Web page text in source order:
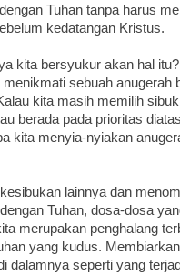
Tuhan tanpa harus
kedatangan Kristus.
kita bersyukur akan hal
menikmati sebuah anugerah
kita masih memilih
berada pada prioritas
kita menyia-nyiakan
lainnya dan
Tuhan, dosa-dosa
merupakan penghalang
yang kudus.
dalamnya seperti yang